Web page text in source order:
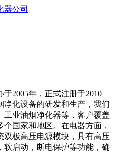
2005年，正式注册于2010
化设备的研发和生产，我们
工业油烟净化器等，客户覆盖
国家和地区。在电器方面，
极高压电源模块，具有高压
启动，断电保护等功能，确